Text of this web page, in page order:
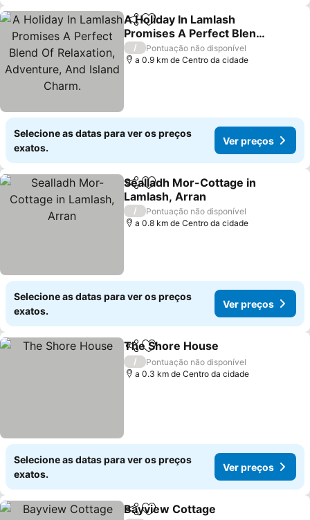
PartilharAdicionar aos favoritos
A Holiday In Lamlash
Promises A Perfect Blend
Of Relaxation, Adventure,
And Island Charm.
Ver preços
/
Pontuação não disponível
a 0.9 km de Centro da cidade
Selecione as datas para ver os preços
exatos.
Ver preços
PartilharAdicionar aos favoritos
Sealladh Mor-Cottage in
Lamlash, Arran
Ver preços
/
Pontuação não disponível
a 0.8 km de Centro da cidade
Selecione as datas para ver os preços
exatos.
Ver preços
PartilharAdicionar aos favoritos
The Shore House
/
Pontuação não disponível
a 0.3 km de Centro da cidade
Selecione as datas para ver os preços
exatos.
Ver preços
PartilharAdicionar aos favoritos
Bayview Cottage